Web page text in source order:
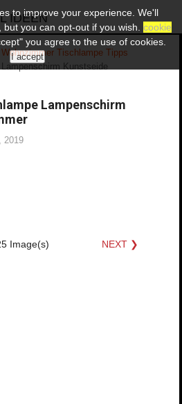
IDEEN
Wohnzimmer Tischlampe Tipps
Kunstseide
Lampenschirm
2019
Image(s) NEXT ❯
to improve your experience. We'll
you can opt-out if you wish. cookie
you agree to the use of cookies.
I accept